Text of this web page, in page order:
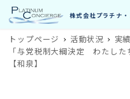
トップページ 活動状況 実
「与党税制大綱決定 わたした
【和泉】